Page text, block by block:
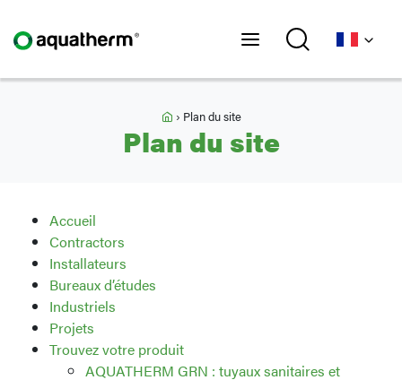
Accueil
› Plan du site
Plan du site
Accueil
Contractors
Installateurs
Bureaux d’études
Industriels
Projets
Trouvez votre produit
AQUATHERM GRN : tuyaux sanitaires et